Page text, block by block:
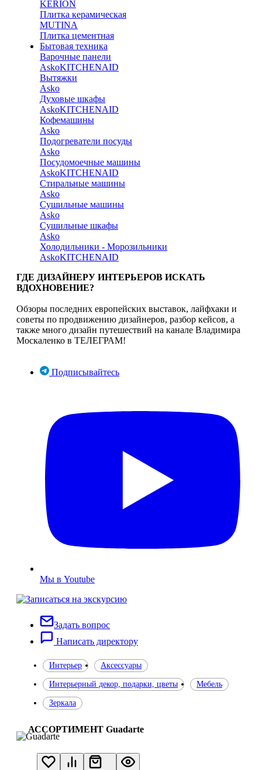
KERION
Плитка керамическая
MUTINA
Плитка цементная
Бытовая техника
Варочные панели
AskoKITCHENAID
Вытяжки
Asko
Духовые шкафы
AskoKITCHENAID
Кофемашины
Asko
Подогреватели посуды
Asko
Посудомоечные машины
AskoKITCHENAID
Стиральные машины
Asko
Сушильные машины
Asko
Сушильные шкафы
Asko
Холодильники - Морозильники
AskoKITCHENAID
ГДЕ ДИЗАЙНЕРУ ИНТЕРЬЕРОВ ИСКАТЬ
ВДОХНОВЕНИЕ?
Обзоры последних европейских выставок, лайфхаки и
советы по продвижению дизайнеров, разбор кейсов, а
также много дизайн путешествий на канале Владимира
Москаленко в ТЕЛЕГРАМ!
Подписывайтесь
Мы в Youtube
Задать вопрос
Написать директору
Интерьер Аксессуары
Интерьерный декор, подарки, цветы Мебель
Зеркала
АССОРТИМЕНТ Guadarte